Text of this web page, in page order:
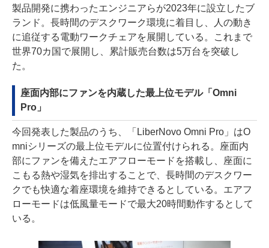
製品開発に携わったエンジニアらが2023年に設立したブ
ランド。長時間のデスクワーク環境に着目し、人の動き
に追従する電動ワークチェアを展開している。これまで
世界70カ国で展開し、累計販売台数は5万台を突破し
た。
座面内部にファンを内蔵した最上位モデル「Omni
Pro」
今回発表した製品のうち、「LiberNovo Omni Pro」はO
mniシリーズの最上位モデルに位置付けられる。座面内
部にファンを備えたエアフローモードを搭載し、座面に
こもる熱や湿気を排出することで、長時間のデスクワー
クでも快適な着座環境を維持できるとしている。エアフ
ローモードは低風量モードで最大20時間動作するとして
いる。